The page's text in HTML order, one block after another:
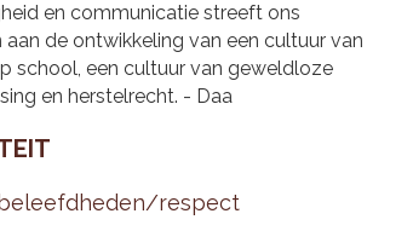
en communicatie streeft ons
de ontwikkeling van een cultuur van
school, een cultuur van geweldloze
en herstelrecht. - Daa
res­pect